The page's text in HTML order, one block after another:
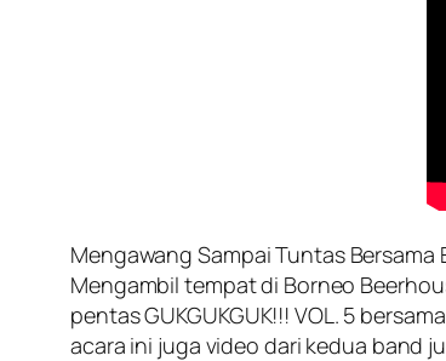
Mengawang Sampai Tuntas Bersama
Mengambil tempat di Borneo
pentas GUKGUKGUK!!! VOL. 5
acara ini juga video dari kedua band